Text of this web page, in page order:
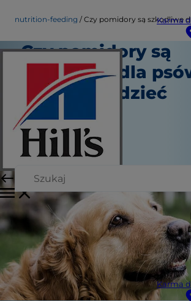
Karma
Karma
nutrition-feeding Czy pomidory są szkodliwe dla
Czy pomidory są
szkodliwe dla
należy wiedzieć
Żywienie
Angela Tague
Sierpień 18, 2021